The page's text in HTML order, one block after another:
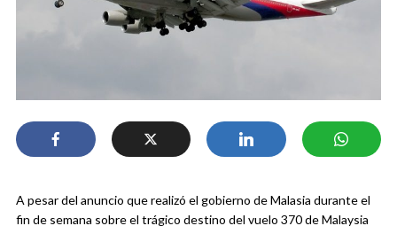
A pesar del anuncio que realizó el gobierno de Malasia durante el
fin de semana sobre el trágico destino del vuelo 370 de Malaysia